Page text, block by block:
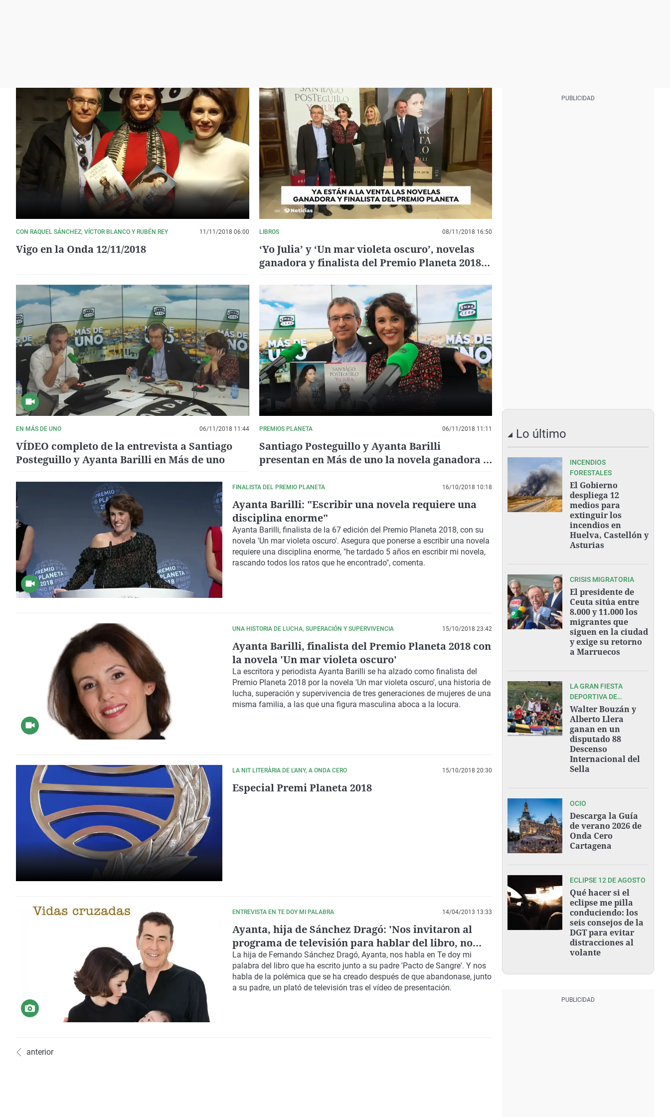
CON RAQUEL SÁNCHEZ, VÍCTOR BLANCO Y RUBÉN REY 11/11/2018 06:00
Vigo en la Onda 12/11/2018
LIBROS 08/11/2018 16:50
‘Yo Julia’ y ‘Un mar violeta oscuro’, novelas
ganadora y finalista del Premio Planeta 2018,
EN MÁS DE UNO 06/11/2018 11:44
VÍDEO completo de la entrevista a Santiago
Posteguillo y Ayanta Barilli en Más de uno
PREMIOS PLANETA 06/11/2018 11:11
Santiago Posteguillo y Ayanta Barilli
presentan en Más de uno la novela ganadora y
FINALISTA DEL PREMIO PLANETA 16/10/2018 10:18
Ayanta Barilli: "Escribir una novela requiere una
disciplina enorme"
Ayanta Barilli, finalista de la 67 edición del Premio Planeta 2018, con su
novela 'Un mar violeta oscuro'. Asegura que ponerse a escribir una novela
requiere una disciplina enorme, "he tardado 5 años en escribir mi novela,
rascando todos los ratos que he encontrado", comenta.
UNA HISTORIA DE LUCHA, SUPERACIÓN Y SUPERVIVENCIA 15/10/2018 23:42
Ayanta Barilli, finalista del Premio Planeta 2018 con
la novela 'Un mar violeta oscuro'
La escritora y periodista Ayanta Barilli se ha alzado como finalista del
Premio Planeta 2018 por la novela 'Un mar violeta oscuro', una historia de
lucha, superación y supervivencia de tres generaciones de mujeres de una
misma familia, a las que una figura masculina aboca a la locura.
LA NIT LITERÀRIA DE L'ANY, A ONDA CERO 15/10/2018 20:30
Especial Premi Planeta 2018
ENTREVISTA EN TE DOY MI PALABRA 14/04/2013 13:33
Ayanta, hija de Sánchez Dragó: 'Nos invitaron al
programa de televisión para hablar del libro, no
para tergiversar la carta que escribo a mi padre'
La hija de Fernando Sánchez Dragó, Ayanta, nos habla en Te doy mi
palabra del libro que ha escrito junto a su padre 'Pacto de Sangre'. Y nos
habla de la polémica que se ha creado después de que abandonase, junto
a su padre, un plató de televisión tras el vídeo de presentación.
anterior
Lo último
INCENDIOS
FORESTALES
El Gobierno
despliega 12
medios para
extinguir los
incendios en
Huelva, Castellón y
Asturias
CRISIS MIGRATORIA
El presidente de
Ceuta sitúa entre
8.000 y 11.000 los
migrantes que
siguen en la ciudad
y exige su retorno
a Marruecos
LA GRAN FIESTA
DEPORTIVA DE
ASTURIAS
Walter Bouzán y
Alberto Llera
ganan en un
disputado 88
Descenso
Internacional del
Sella
OCIO
Descarga la Guía
de verano 2026 de
Onda Cero
Cartagena
ECLIPSE 12 DE AGOSTO
Qué hacer si el
eclipse me pilla
conduciendo: los
seis consejos de la
DGT para evitar
distracciones al
volante